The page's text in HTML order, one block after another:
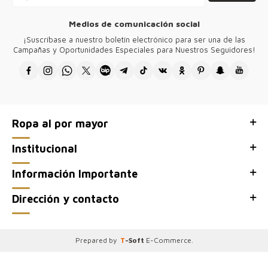
El accesorio con el logo de Kazee en el producto está chapado en
oro y no se empaña.
Los diseños de todos nuestros productos pertenecen a nuestra
empresa y se producen en Turquía.
Medios de comunicación social
¡Suscríbase a nuestro boletín electrónico para ser una de las
Campañas y Oportunidades Especiales para Nuestros Seguidores!
Ropa al por mayor
Institucional
Información Importante
Dirección y contacto
Prepared by T-Soft E-Commerce.